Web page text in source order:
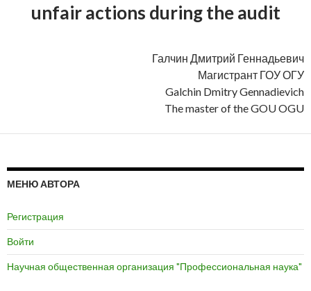
unfair actions during the audit
Галчин Дмитрий Геннадьевич
Магистрант ГОУ ОГУ
Galchin Dmitry Gennadievich
The master of the GOU OGU
МЕНЮ АВТОРА
Регистрация
Войти
Научная общественная организация "Профессиональная наука"